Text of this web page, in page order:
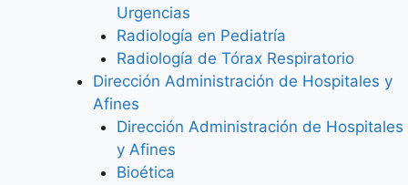
Urgencias
Radiología en Pediatría
Radiología de Tórax Respiratorio
Dirección Administración de Hospitales y
Afines
Dirección Administración de Hospitales
y Afines
Bioética